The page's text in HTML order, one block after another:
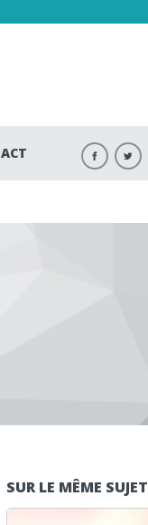
SUR LE MÊME SUJET